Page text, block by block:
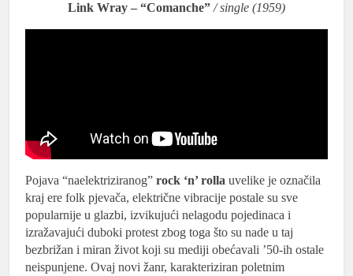
Link Wray – “Comanche” / single (1959)
Pojava “naelektriziranog” rock ‘n’ rolla uvelike je označila
kraj ere folk pjevača, električne vibracije postale su sve
popularnije u glazbi, izvikujući nelagodu pojedinaca i
izražavajući duboki protest zbog toga što su nade u taj
bezbrižan i miran život koji su mediji obećavali ’50-ih ostale
neispunjene. Ovaj novi žanr, karakteriziran poletnim